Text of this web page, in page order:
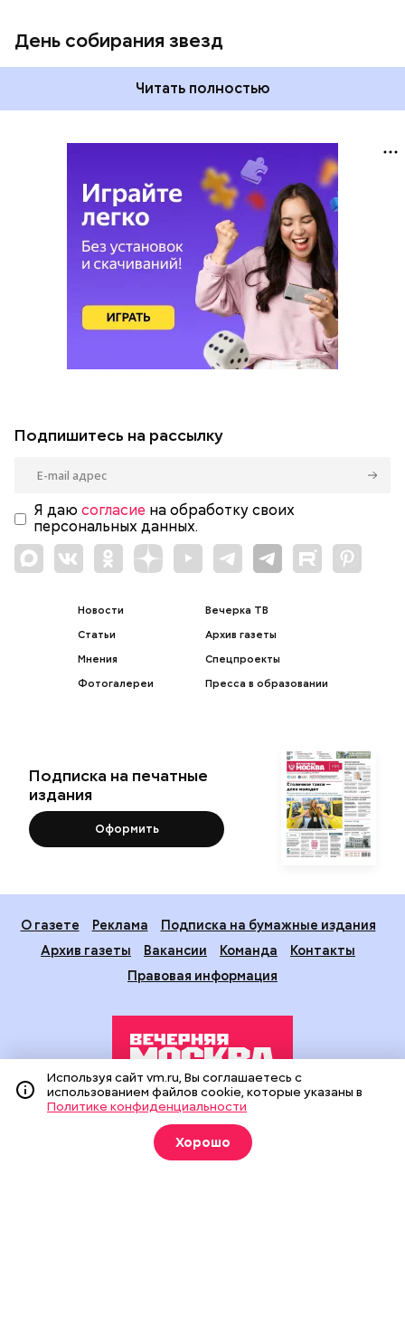
День собирания звезд
Читать полностью
Подпишитесь на рассылку
Я даю согласие на обработку своих
персональных данных.
Новости
Статьи
Мнения
Фотогалереи
Вечерка ТВ
Архив газеты
Спецпроекты
Пресса в образовании
Подписка на печатные
издания
Оформить
О газете Реклама
Подписка на бумажные издания
Архив газеты
Вакансии Команда
Контакты
Правовая информация
Издание создано при финансовой поддержке Департамента
средств массовой информации и рекламы города Москвы.
На сайте применяются рекомендательные технологии
(информационные технологии предоставления информации
Используя сайт vm.ru, Вы соглашаетесь с
использованием файлов cookie, которые указаны в
Политике конфиденциальности
Хорошо